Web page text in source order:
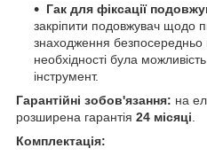
Гак для фіксації
закріпити подовжувач щодо
знаходження
необхідності була
інструмент.
Гарантійні зобов'язання: на
розширена гарантія 24 місяці
Комплектація: